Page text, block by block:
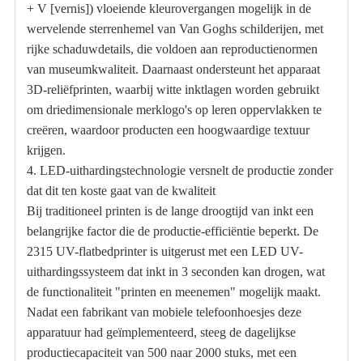
+ V [vernis]) vloeiende kleurovergangen mogelijk in de
wervelende sterrenhemel van Van Goghs schilderijen, met
rijke schaduwdetails, die voldoen aan reproductienormen
van museumkwaliteit. Daarnaast ondersteunt het apparaat
3D-reliëfprinten, waarbij witte inktlagen worden gebruikt
om driedimensionale merklogo's op leren oppervlakken te
creëren, waardoor producten een hoogwaardige textuur
krijgen.
4. LED-uithardingstechnologie versnelt de productie zonder
dat dit ten koste gaat van de kwaliteit
Bij traditioneel printen is de lange droogtijd van inkt een
belangrijke factor die de productie-efficiëntie beperkt. De
2315 UV-flatbedprinter is uitgerust met een LED UV-
uithardingssysteem dat inkt in 3 seconden kan drogen, wat
de functionaliteit "printen en meenemen" mogelijk maakt.
Nadat een fabrikant van mobiele telefoonhoesjes deze
apparatuur had geïmplementeerd, steeg de dagelijkse
productiecapaciteit van 500 naar 2000 stuks, met een